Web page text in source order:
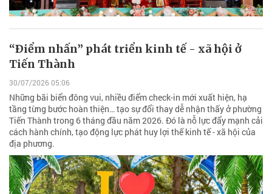
“Ðiểm nhấn” phát triển kinh tế - xã hội ở
Tiến Thành
30/07/2026 05:06
Những bãi biển đông vui, nhiều điểm check-in mới xuất hiện, hạ
tầng từng bước hoàn thiện… tạo sự đổi thay dễ nhận thấy ở phường
Tiến Thành trong 6 tháng đầu năm 2026. Đó là nỗ lực đẩy mạnh cải
cách hành chính, tạo động lực phát huy lợi thế kinh tế - xã hội của
địa phương.